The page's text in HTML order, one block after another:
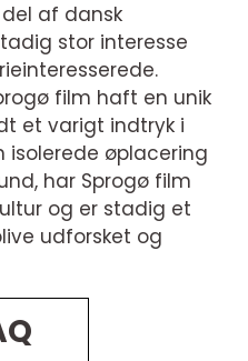
af dansk
stor interesse
film haft en unik
et varigt indtryk i
isolerede øplacering
har Sprogø film
og er stadig et
udforsket og